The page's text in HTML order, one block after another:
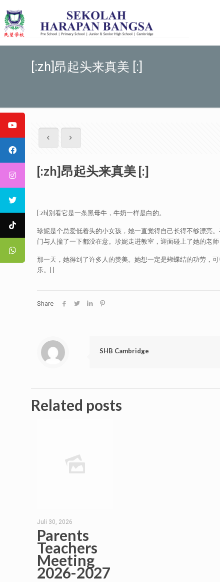
[:zh]昂起头来真美 [:]
[:zh]昂起头来真美 [:]
[:zh]别看它是一条黑母牛，牛奶一样是白的。
珍妮是个总爱低着头的小女孩，她一直觉得自己长得不够漂亮
门与人撞了一下都没在意。珍妮走进教室，迎面碰上了她的老
那一天，她得到了许多人的赞美。她想一定是蝴蝶结的功劳，
乐。[:]
Share
SHB Cambridge
Related posts
Juli 30, 2026
Parents
Teachers
Meeting
2026-2027